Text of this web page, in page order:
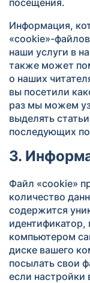
посещения.
Информация,
«cookie»-
наши услуги в
также может
о наших
вы посетили
раз мы можем
выделять
последующих
3.
Файл «cookie»
количество
содержится
компьютером
диске вашего
посылать свои
если настройки